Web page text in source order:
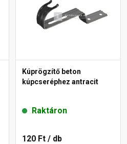
Kúprögzítő beton
kúpcseréphez antracit
Raktáron
120 Ft / db